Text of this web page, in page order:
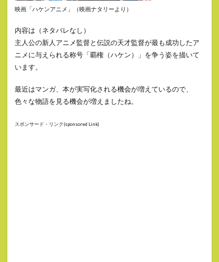
映画「ハケンアニメ」（映画ナタリーより）
内容は（ネタバレなし）
主人公の新人アニメ監督と伝説の天才監督が最も成功したア
ニメに与えられる称号「覇権（ハケン）」を争う姿を描いて
います。
最近はマンガ、本が実写化される機会が増えているので、
色々な物語を見る機会が増えましたね。
スポンサード・リンク(sponsored Link)